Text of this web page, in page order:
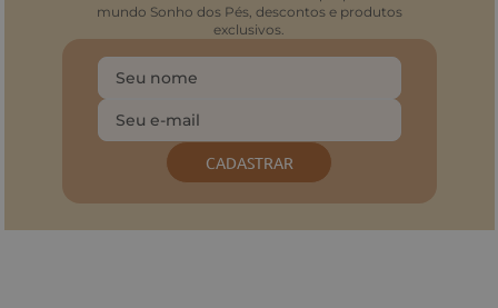
mundo Sonho dos Pés, descontos e produtos
exclusivos.
CADASTRAR